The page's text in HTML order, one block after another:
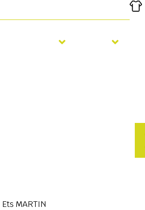
Ets MARTIN